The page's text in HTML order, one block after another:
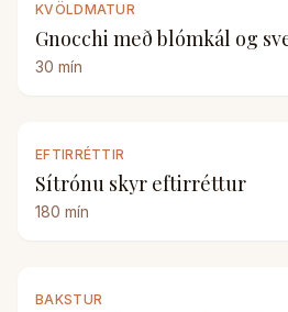
KVÖLDMATUR
Gnocchi með blómkál og
30 mín
EFTIRRÉTTIR
Sítrónu skyr eftirréttur
180 mín
BAKSTUR